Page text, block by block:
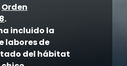
Orden
.
incluido la
labores de
del hábitat